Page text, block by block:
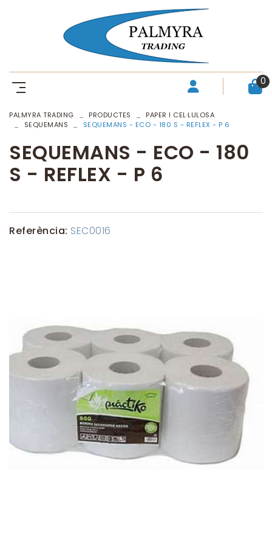
0
PALMYRA TRADING PRODUCTES
PAPER I CEL·LULOSA
SEQUEMANS
SEQUEMANS - ECO - 180 S - REFLEX - P 6
SEQUEMANS - ECO - 180
S - REFLEX - P 6
Referència: SEC0016